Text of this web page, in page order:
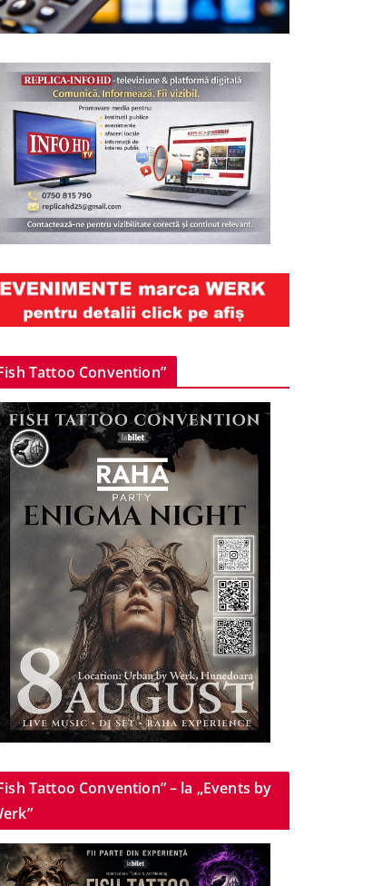
Tattoo Convention”
Tattoo Convention” – la „Events by